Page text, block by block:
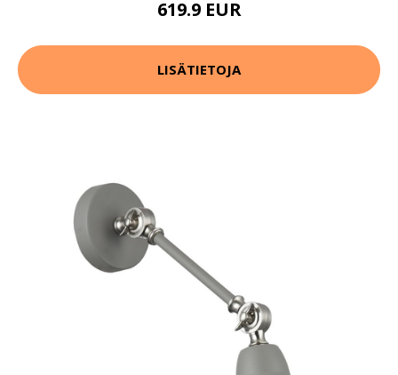
619.9 EUR
LISÄTIETOJA